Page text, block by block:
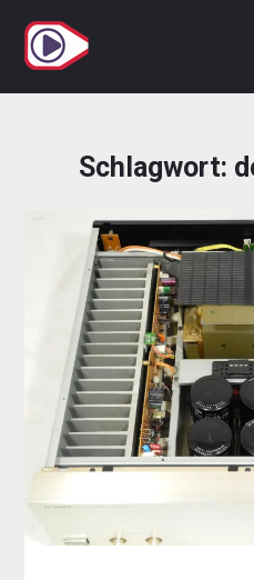
Inhalt
springen
Schlagwort: